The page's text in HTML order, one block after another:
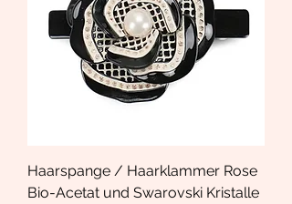
Haarspange / Haarklammer Rose
Bio-Acetat und Swarovski Kristalle